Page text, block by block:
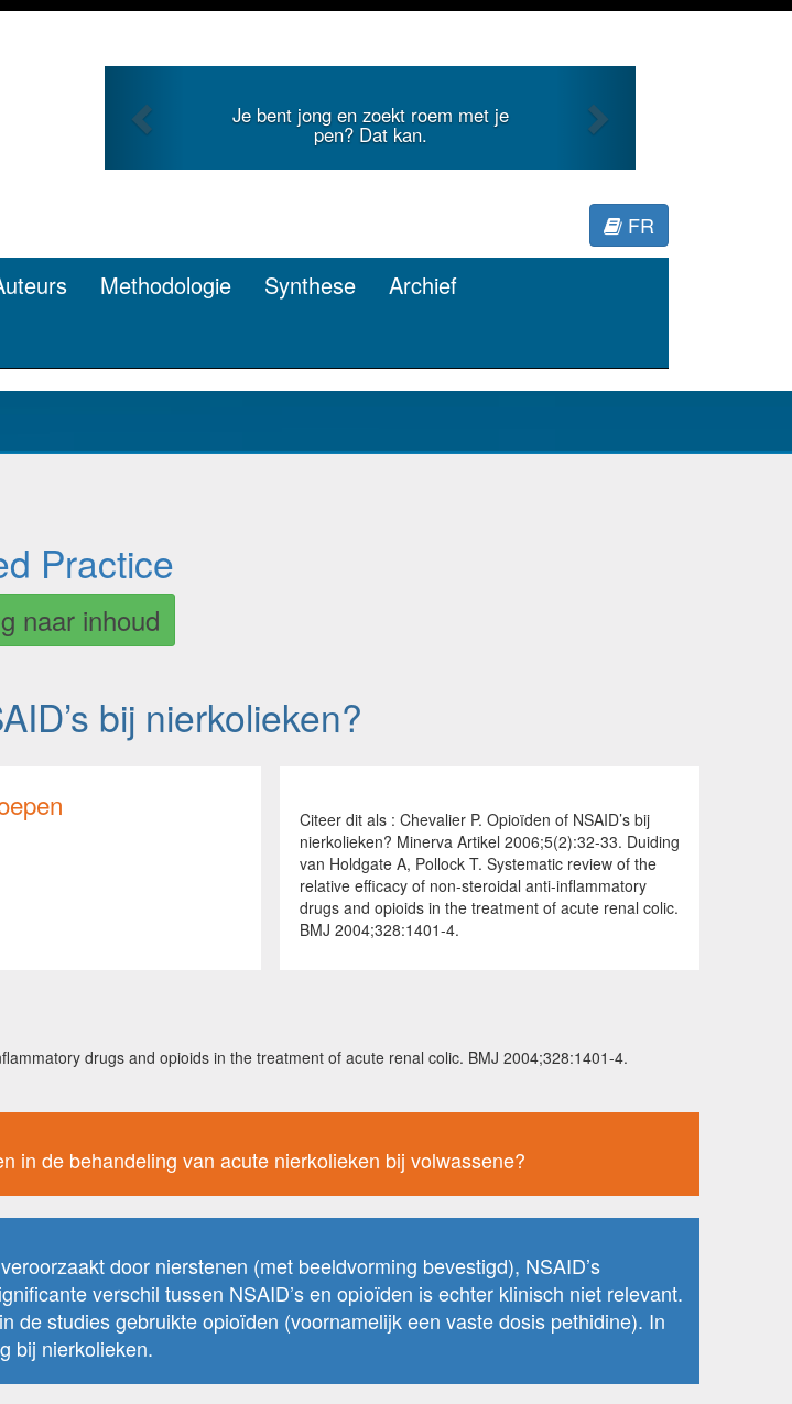
Je duidt internationale literatuur voor
Minerva.
FR
Methodologie Synthese
Archief
Practice
naar inhoud
bij nierkolieken?
Citeer dit als : Chevalier P. Opioïden of NSAID’s bij
nierkolieken? Minerva Artikel 2006;5(2):32-33. Duiding
van Holdgate A, Pollock T. Systematic review of the
relative efficacy of non-steroidal anti-inflammatory
drugs and opioids in the treatment of acute renal colic.
BMJ 2004;328:1401-4.
drugs and opioids in the treatment of acute renal colic. BMJ 2004;328:1401-4.
in de behandeling van acute nierkolieken bij volwassene?
door nierstenen (met beeldvorming bevestigd), NSAID’s
verschil tussen NSAID’s en opioïden is echter klinisch niet relevant.
de studies gebruikte opioïden (voornamelijk een vaste dosis pethidine). In
bij nierkolieken.